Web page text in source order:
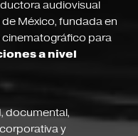
audiovisual
México, fundada en
para
a nivel
documental,
y